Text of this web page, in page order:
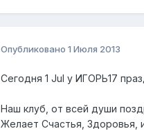
Опубликовано 1 Июля 2013
Сегодня 1 Jul у ИГОРЬ17
Наш клуб, от всей души
Желает Счастья, Здоровья,